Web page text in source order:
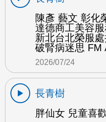
陳彥 藝文 彰化
達德商工美容
新北台北榮服
破腎病迷思 FM
2026/07/24
長青樹
胖仙女 兒童喜